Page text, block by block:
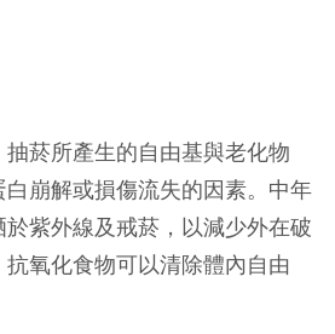
菸所產生的自由基與老化物
崩解或損傷流失的因素。中年
紫外線及戒菸，以減少外在破
氧化食物可以清除體內自由